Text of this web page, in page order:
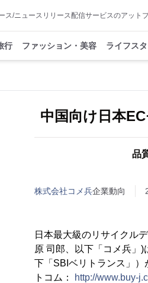
ス/ニュースリリース配信サービスのアット
行 ファッション・美容 ライフス
中国向け日本
品
株式会社コメ兵企業動向
日本最大級のリサイクル
原 司郎、以下「コメ兵」
下「SBIベリトランス」
トコム：
http://www.buy-